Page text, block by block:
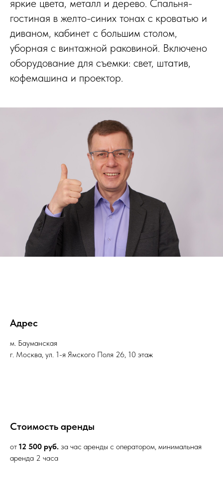
яркие цвета, металл и дерево. Спальня-
гостиная в желто-синих тонах с кроватью и
диваном, кабинет с большим столом,
уборная с винтажной раковиной. Включено
оборудование для съемки: свет, штатив,
кофемашина и проектор.
Адрес
м. Бауманская
г. Москва, ул. 1-я Ямского Поля 26, 10 этаж
Стоимость аренды
от 12 500 руб. за час аренды с оператором, минимальная
аренда 2 часа